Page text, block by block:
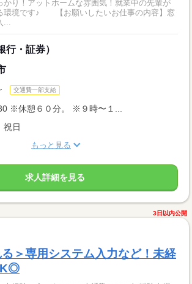
り！アットホームな雰囲気！就業中の先輩が
環境です♪ 【お願いしたいお仕事の内容】窓
...
行・証券）
交通費一部支給
※休憩６０分。 ※９時〜１...
祝日
もっと見る
求人詳細を見る
3日以内公開
る＞専用システム入力など！未経